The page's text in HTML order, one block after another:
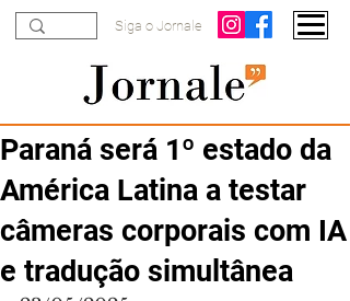
Siga o Jornale
Paraná será 1º estado da
América Latina a testar
câmeras corporais com IA
e tradução simultânea